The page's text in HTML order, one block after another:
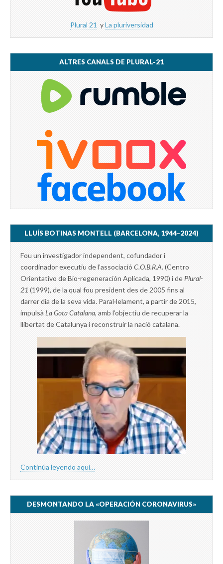
Plural 21 yLa pluriversidad
ALTRES CANALS DE PLURAL-21
LLUÍS BOTINAS MONTELL (BARCELONA, 1944–2024)
Fou un investigador independent, cofundador i
coordinador executiu de l’associació C.O.B.R.A. (Centro
Orientativo de Bio-regeneración Aplicada, 1990) i de Plural-
21 (1999), de la qual fou president des de 2005 fins al
darrer dia de la seva vida. Paral·lelament, a partir de 2015,
impulsà La Gota Catalana, amb l’objectiu de recuperar la
llibertat de Catalunya i reconstruir la nació catalana.
Continúa leyendo aquí…
DESMONTANDO LA «OPERACIÓN CORONAVIRUS»